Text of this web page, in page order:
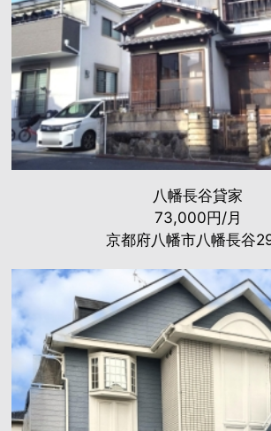
八幡長谷貸家
73,000円/月
京都府八幡市八幡長谷